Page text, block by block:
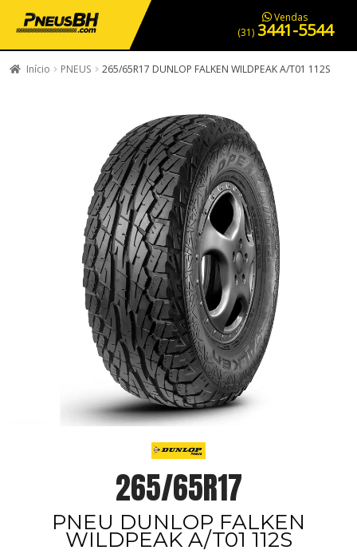
PNEUS EM OFERTA SERVIÇOS AUTOMOTIVOS NOSSA LOJA
Vendas
(31) 3441-5544
Início PNEUS 265/65R17 DUNLOP FALKEN WILDPEAK A/T01 112S
265/65R17
PNEU DUNLOP FALKEN
WILDPEAK A/T01 112S